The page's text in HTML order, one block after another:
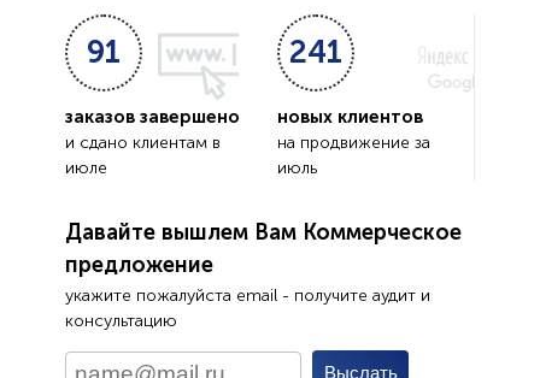
91
заказов завершено
и сдано клиентам в
июле
241
новых клиентов
на продвижение за
июль
Давайте вышлем Вам Коммерческое
предложение
укажите пожалуйста email - получите аудит и
консультацию